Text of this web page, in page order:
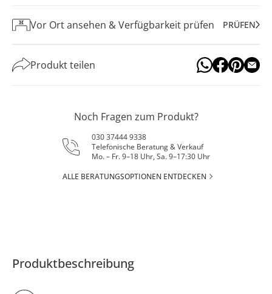
Vor Ort ansehen & Verfügbarkeit prüfen PRÜFEN
Produkt teilen
Noch Fragen zum Produkt?
030 37444 9338
Telefonische Beratung & Verkauf
Mo. – Fr. 9–18 Uhr, Sa. 9–17:30 Uhr
ALLE BERATUNGSOPTIONEN ENTDECKEN
Produktbeschreibung